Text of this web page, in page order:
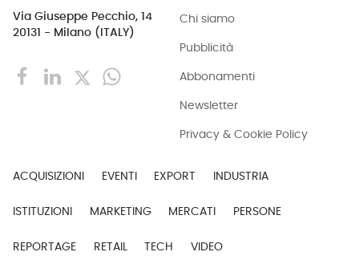
Via Giuseppe Pecchio, 14
20131 - Milano (ITALY)
Chi siamo
Pubblicità
Abbonamenti
Newsletter
Privacy & Cookie Policy
ACQUISIZIONI EVENTI EXPORT INDUSTRIA
ISTITUZIONI MARKETING MERCATI PERSONE
REPORTAGE RETAIL TECH VIDEO